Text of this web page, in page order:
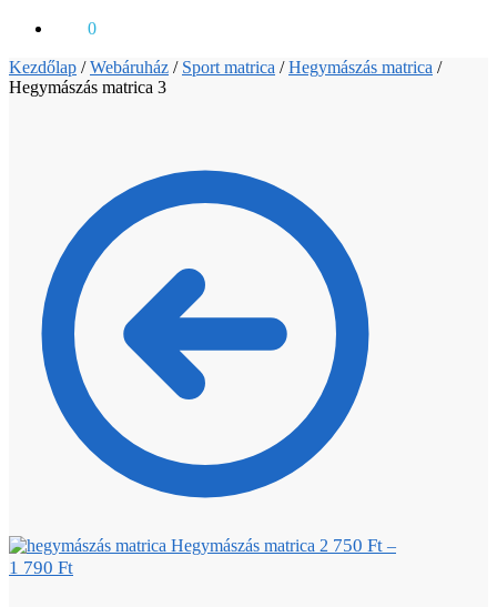
0
Kezdőlap /Webáruház / Sport matrica /Hegymászás matrica /
Hegymászás matrica 3
Hegymászás matrica 2 750 Ft –
1 790 Ft